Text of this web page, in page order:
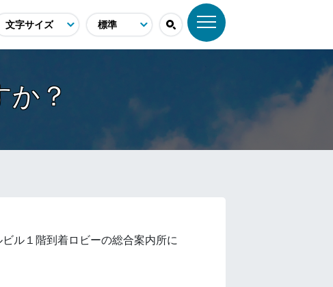
？
ル１階到着ロビーの総合案内所に